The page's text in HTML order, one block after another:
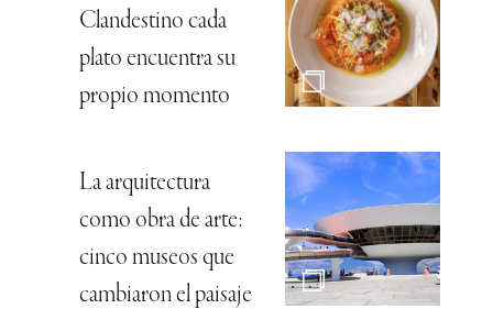
Clandestino cada
plato encuentra su
propio momento
La arquitectura
como obra de arte:
cinco museos que
cambiaron el paisaje